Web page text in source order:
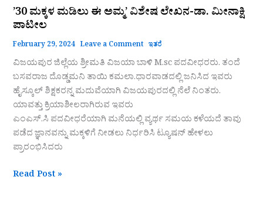
’30 ಮಕ್ಕಳ ಮಡಿಲು ಈ ಅಮ್ಮ’ ವಿಶೇಷ ಲೇಖನ-ಡಾ. ಮೀನಾಕ್ಷಿ
ಪಾಟೀಲ
February 29, 2024 Leave a Comment ಇತರೆ
ವಿಜಯಪುರ ಜಿಲ್ಲೆಯ ಶ್ರೀಮತಿ ವಿಜಯಾ ಬಾಳಿ M.sc ಪದವೀಧರರು. ತಂದೆ
ಬಸವರಾಜ ದೊಡ್ಡಮನಿ ತಾಯಿ ಕಮಲಾ.ಧಾರವಾಡದಲ್ಲಿ ಜನಿಸಿದ ಇವರು
ಹೈಸ್ಕೂಲ್ ಶಿಕ್ಷಕರನ್ನ ಮದುವೆಯಾಗಿ ವಿಜಯಪುರದಲ್ಲಿ ನೆಲೆ ನಿಂತರು.
ಯಾವತ್ತು ಕ್ರಿಯಾಶೀಲರಾಗಿರುವ ಇವರು
ಎಂಎಸ್.ಸಿ ಪದವೀಧರೆಯಾಗಿ ಮನೆಯಲ್ಲಿ ವ್ಯರ್ಥ ಸಮಯ ಕಳೆಯದೆ ತಾವು
ಪಡೆದ ಜ್ಞಾನವನ್ನು ಮಕ್ಕಳಿಗೆ ನೀಡಲು ನಿರ್ಧರಿಸಿ ಟ್ಯೂಷನ್ ಹೇಳಲು
ಪ್ರಾರಂಭಿಸಿದರು
Read Post »